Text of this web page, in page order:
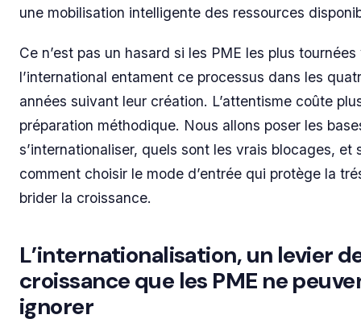
une mobilisation intelligente des ressources
Ce n’est pas un hasard si les PME les plus tournées
l’international entament ce processus dans les
années suivant leur création. L’attentisme coûte
préparation méthodique. Nous allons poser les
s’internationaliser, quels sont les vrais blocages, et
comment choisir le mode d’entrée qui protège la
brider la croissance.
L’internationalisation, un levier
croissance que les PME ne
ignorer